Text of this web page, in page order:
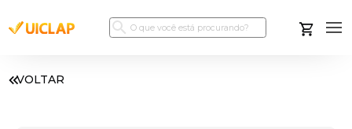
VOLTAR